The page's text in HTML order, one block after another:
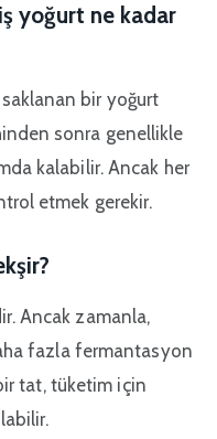
yoğurt ne kadar
saklanan bir yoğurt
sonra genellikle
kalabilir. Ancak her
etmek gerekir.
Ancak zamanla,
fazla fermantasyon
tat, tüketim için